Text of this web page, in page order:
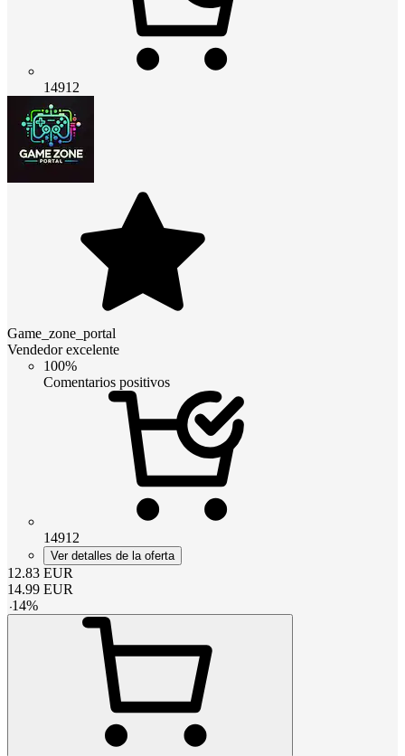
14912
Game_zone_portal
Vendedor excelente
100%
Comentarios positivos
14912
Ver detalles de la oferta
12.83 EUR
14.99 EUR
-14%